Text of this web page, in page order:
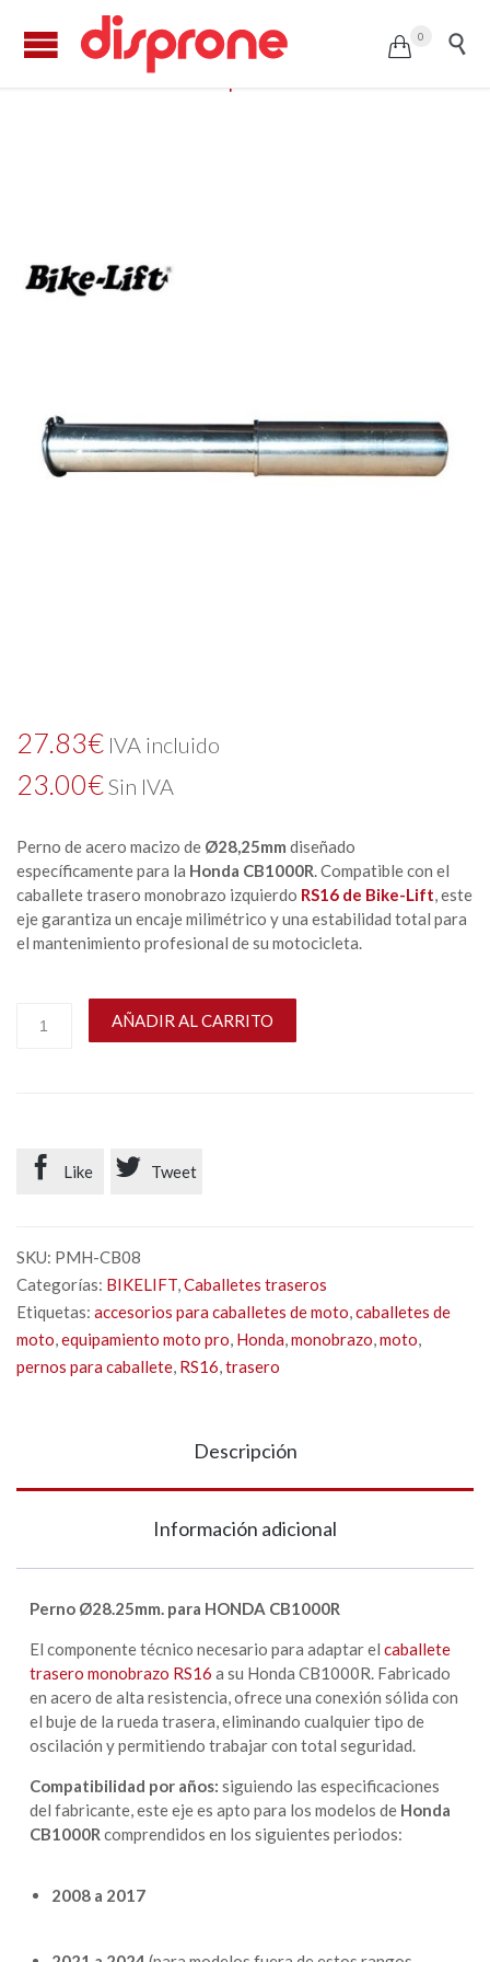
 0 
Perno Ø28.25mm. para HONDA CB1000R
27.83€ IVA incluido
23.00€Sin IVA
Perno de acero macizo de Ø28,25mm diseñado
específicamente para la Honda CB1000R. Compatible con el
caballete trasero monobrazo izquierdo RS16 de Bike-Lift, este
eje garantiza un encaje milimétrico y una estabilidad total para
el mantenimiento profesional de su motocicleta.
AÑADIR AL CARRITO
 Like  Tweet
SKU: PMH-CB08
Categorías: BIKELIFT,Caballetes traseros
Etiquetas: accesorios para caballetes de moto,caballetes de
moto,equipamiento moto pro, Honda,monobrazo,moto,
pernos para caballete, RS16,trasero
Descripción
Información adicional
Perno Ø28.25mm. para HONDA CB1000R
El componente técnico necesario para adaptar el caballete
trasero monobrazo RS16 a su Honda CB1000R. Fabricado
en acero de alta resistencia, ofrece una conexión sólida con
el buje de la rueda trasera, eliminando cualquier tipo de
oscilación y permitiendo trabajar con total seguridad.
Compatibilidad por años: siguiendo las especificaciones
del fabricante, este eje es apto para los modelos de Honda
CB1000R comprendidos en los siguientes periodos:
2008 a 2017